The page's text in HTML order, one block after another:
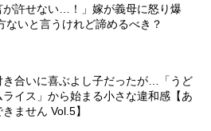
が許せない…！」嫁が義母に怒り爆
ないと言うけれど諦めるべき？
き合いに喜ぶよし子だったが…「うど
ライス」から始まる小さな違和感【あ
ません Vol.5】